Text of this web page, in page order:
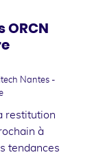
Nantes -
restitution
à
tendances